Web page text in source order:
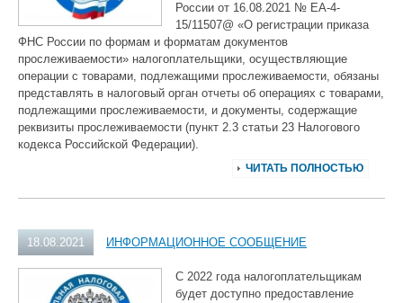
России от 16.08.2021 № ЕА-4-
15/11507@ «О регистрации приказа
ФНС России по формам и форматам документов
прослеживаемости» налогоплательщики, осуществляющие
операции с товарами, подлежащими прослеживаемости, обязаны
представлять в налоговый орган отчеты об операциях с товарами,
подлежащими прослеживаемости, и документы, содержащие
реквизиты прослеживаемости (пункт 2.3 статьи 23 Налогового
кодекса Российской Федерации).
ЧИТАТЬ ПОЛНОСТЬЮ
18.08.2021 ИНФОРМАЦИОННОЕ СООБЩЕНИЕ
С 2022 года налогоплательщикам
будет доступно предоставление